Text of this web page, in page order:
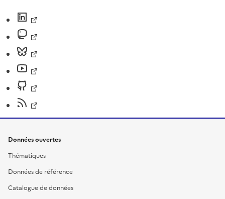
Données ouvertes
Thématiques
Données de référence
Catalogue de données